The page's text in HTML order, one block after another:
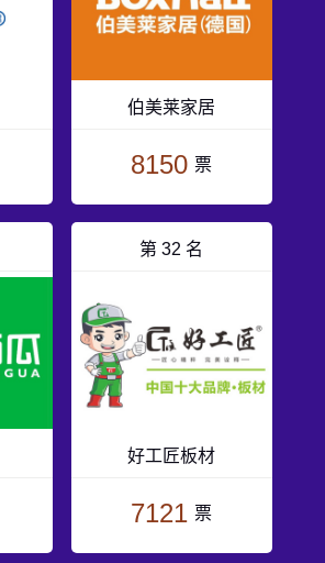
伯美莱家居
8150 票
第 32 名
好工匠板材
7121 票